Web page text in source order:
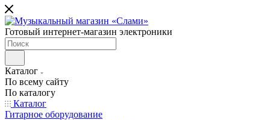
Готовый интернет-магазин электроники
Каталог
По всему сайту
По каталогу
Каталог
Гитарное оборудование